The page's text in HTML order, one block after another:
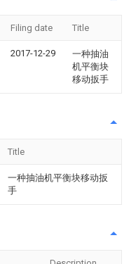
Filing date Title
2017-12-29
一种抽油
机平衡块
移动扳手
Title
一种抽油机平衡块移动扳
手